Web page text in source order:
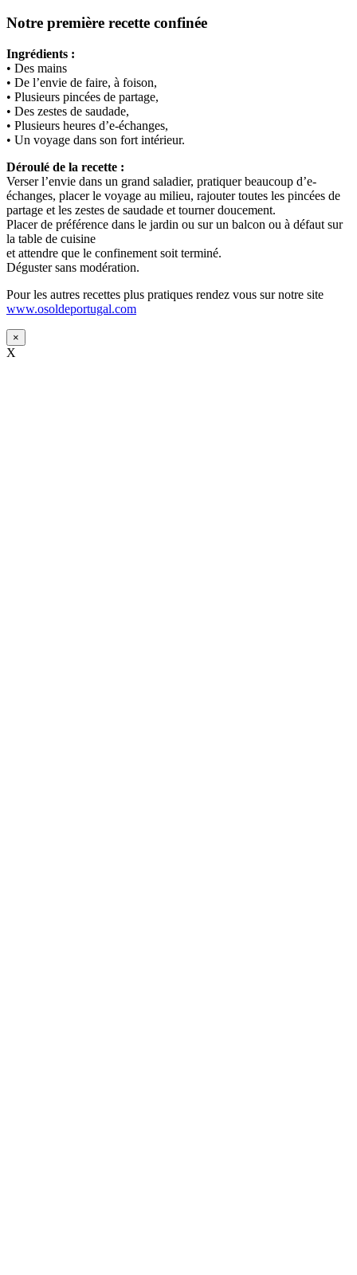
Notre première recette confinée
Ingrédients :
• Des mains
• De l’envie de faire, à foison,
• Plusieurs pincées de partage,
• Des zestes de saudade,
• Plusieurs heures d’e-échanges,
• Un voyage dans son fort intérieur.
Déroulé de la recette :
Verser l’envie dans un grand saladier, pratiquer beaucoup d’e-
échanges, placer le voyage au milieu, rajouter toutes les pincées de
partage et les zestes de saudade et tourner doucement.
Placer de préférence dans le jardin ou sur un balcon ou à défaut sur
la table de cuisine
et attendre que le confinement soit terminé.
Déguster sans modération.
Pour les autres recettes plus pratiques rendez vous sur notre site
www.osoldeportugal.com
×
X